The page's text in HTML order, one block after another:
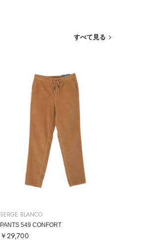
すべて見る
SERGE BLANCO
PANTS 549 CONFORT
￥29,700